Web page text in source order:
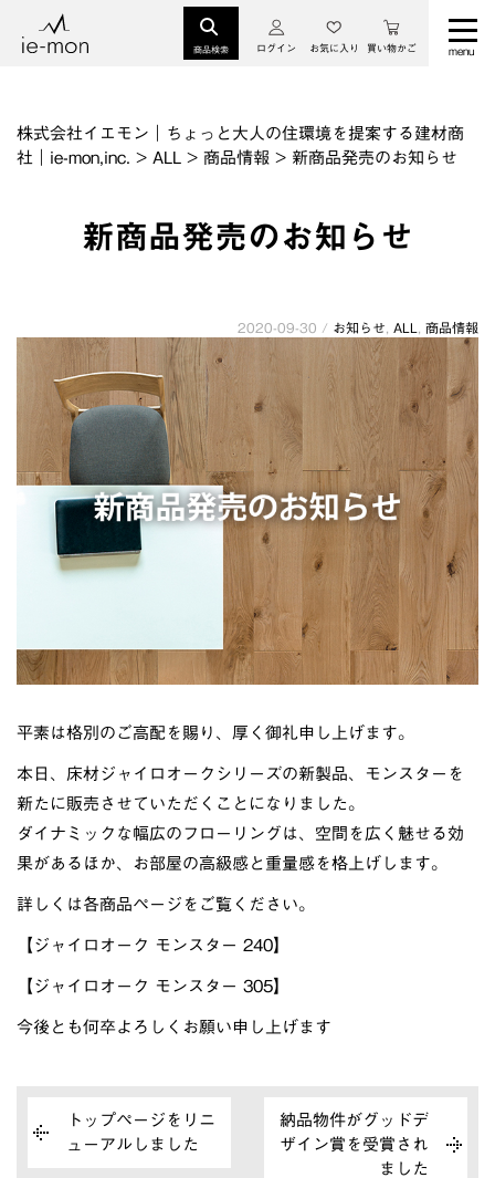
商品検索 ログイン お気に入り 買い物かご
株式会社イエモン｜ちょっと大人の住環境を提案する建材商
社｜ie-mon,inc. > ALL > 商品情報 > 新商品発売のお知らせ
新商品発売のお知らせ
2020-09-30 / お知らせ ALL 商品情報
平素は格別のご高配を賜り、厚く御礼申し上げます。
本日、床材ジャイロオークシリーズの新製品、モンスターを
新たに販売させていただくことになりました。
ダイナミックな幅広のフローリングは、空間を広く魅せる効
果があるほか、お部屋の高級感と重量感を格上げします。
詳しくは各商品ページをご覧ください。
【ジャイロオーク モンスター 240】
【ジャイロオーク モンスター 305】
今後とも何卒よろしくお願い申し上げます
トップページをリニ
ューアルしました
納品物件がグッドデ
ザイン賞を受賞され
ました